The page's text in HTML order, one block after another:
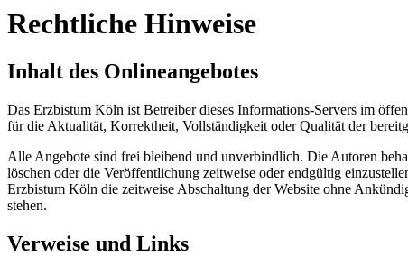
Rechtliche Hinweise
Inhalt des Onlineangebotes
Das Erzbistum Köln ist Betreiber dieses Informations-Servers im
für die Aktualität, Korrektheit, Vollständigkeit oder Qualität der
Alle Angebote sind frei bleibend und unverbindlich. Die Autoren
löschen oder die Veröffentlichung zeitweise oder endgültig
Erzbistum Köln die zeitweise Abschaltung der Website ohne
stehen.
Verweise und Links